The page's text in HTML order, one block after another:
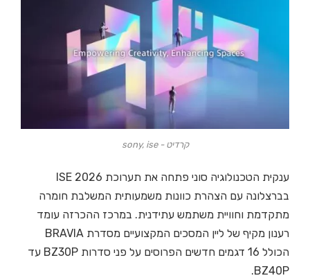
קרדיט - sony, ise
ענקית הטכנולוגיה סוני פתחה את תערוכת ISE 2026
בברצלונה עם הצהרת כוונות משמעותית המשלבת חומרה
מתקדמת וחוויית משתמש עתידנית. במרכז ההכרזה עומד
רענון מקיף של ליין המסכים המקצועיים מסדרת BRAVIA
הכולל 16 דגמים חדשים הפרוסים על פני סדרות BZ30P עד
BZ40P.